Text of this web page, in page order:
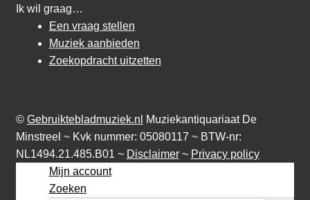
Ik wil graag…
Een vraag stellen
Muziek aanbieden
Zoekopdracht uitzetten
© Gebruiktebladmuziek.nl
Muziekantiquariaat De
Minstreel ~ Kvk nummer: 05080117 ~ BTW-nr:
NL1494.21.485.B01 ~ Disclaimer~ Privacy policy
Mijn account
Zoeken